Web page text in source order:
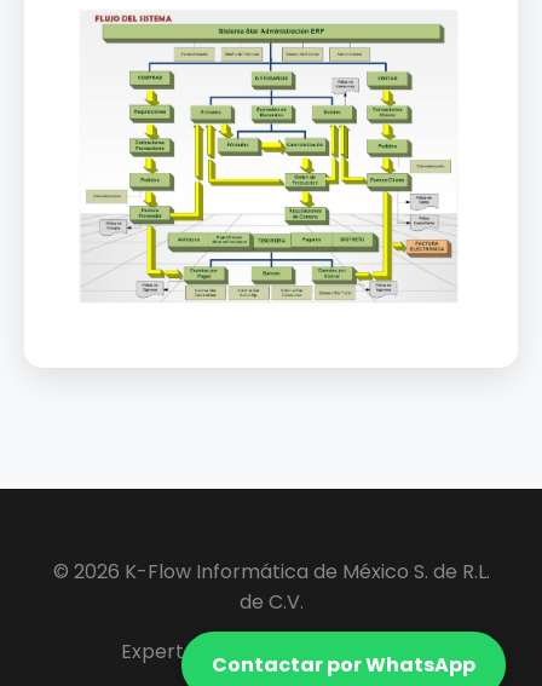
Contactar por WhatsApp
© 2026 K-Flow Informática de México S. de R.L.
de C.V.
Expertos en Software ERP y VIP.